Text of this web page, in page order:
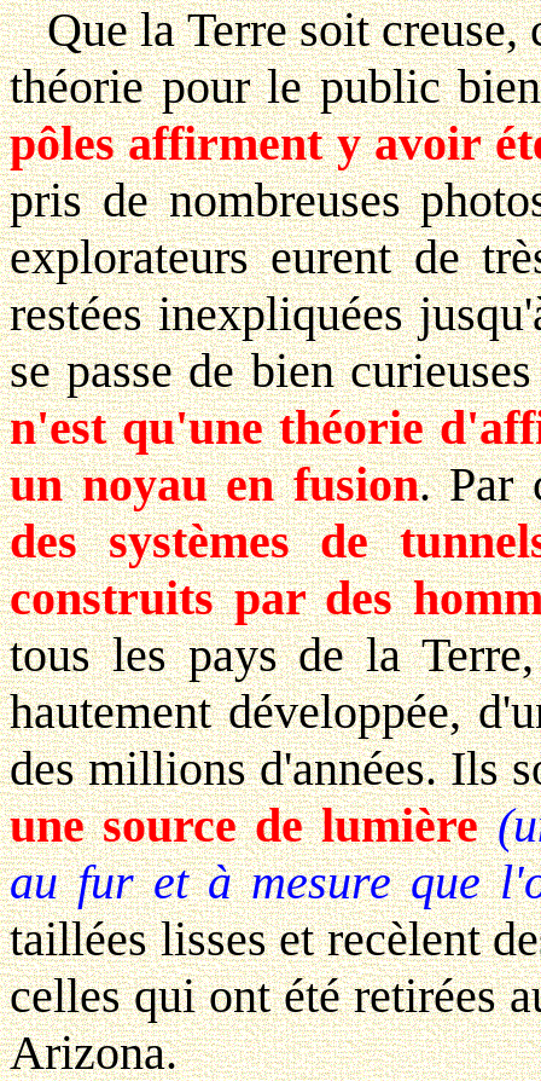
Que la Terre soit creuse,
théorie pour le public
pôles affirment y avoir
pris de nombreuses
explorateurs eurent de
restées inexpliquées
se passe de bien
n'est qu'une théorie
un noyau en fusion. Par
des systèmes de
construits par des
tous les pays de la
hautement développée,
des millions d'années. Ils
une source de lumière
au fur et à mesure que
taillées lisses et recèlent
celles qui ont été retirées
Arizona.